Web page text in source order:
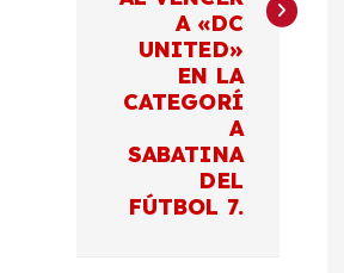
A «DC
UNITED»
EN LA
CATEGORÍ
A
SABATINA
DEL
FÚTBOL 7.